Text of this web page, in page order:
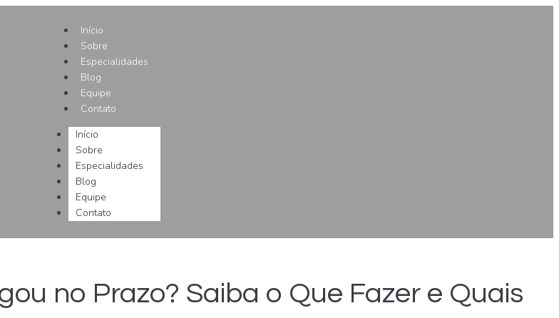
Início
Sobre
Especialidades
Blog
Equipe
Contato
Início
Sobre
Especialidades
Blog
Equipe
Contato
no Prazo? Saiba o Que Fazer e Quais